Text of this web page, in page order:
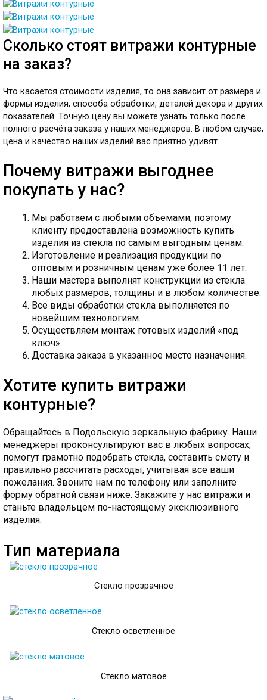
Сколько стоят витражи контурные
на заказ?
Что касается стоимости изделия, то она зависит от размера и
формы изделия, способа обработки, деталей декора и других
показателей. Точную цену вы можете узнать только после
полного расчёта заказа у наших менеджеров. В любом случае,
цена и качество наших изделий вас приятно удивят.
Почему витражи выгоднее
покупать у нас?
Мы работаем с любыми объемами, поэтому
клиенту предоставлена возможность купить
изделия из стекла по самым выгодным ценам.
Изготовление и реализация продукции по
оптовым и розничным ценам уже более 11 лет.
Наши мастера выполнят конструкции из стекла
любых размеров, толщины и в любом количестве.
Все виды обработки стекла выполняется по
новейшим технологиям.
Осуществляем монтаж готовых изделий «под
ключ».
Доставка заказа в указанное место назначения.
Хотите купить витражи
контурные?
Обращайтесь в Подольскую зеркальную фабрику. Наши
менеджеры проконсультируют вас в любых вопросах,
помогут грамотно подобрать стекла, составить смету и
правильно рассчитать расходы, учитывая все ваши
пожелания. Звоните нам по телефону или заполните
форму обратной связи ниже. Закажите у нас витражи и
станьте владельцем по-настоящему эксклюзивного
изделия.
Тип материала
Стекло прозрачное
Стекло осветленное
Стекло матовое